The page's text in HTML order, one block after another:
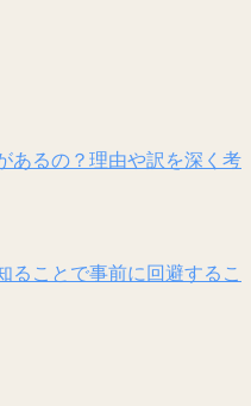
あるの？理由や訳を深く考
ることで事前に回避するこ